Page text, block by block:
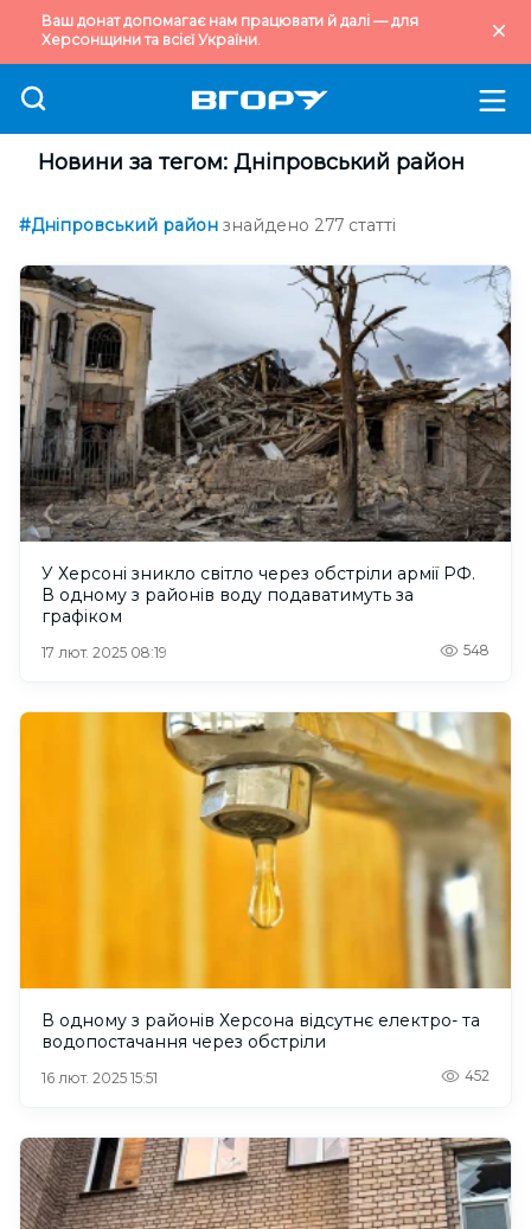
Ваш донат допомагає нам працювати й далі — для
Херсонщини та всієї України.
Новини за тегом: Дніпровський район
#Дніпровський район знайдено 277 статті
У Херсоні зникло світло через обстріли армії РФ.
В одному з районів воду подаватимуть за
графіком
17 лют. 2025 08:19 548
В одному з районів Херсона відсутнє електро- та
водопостачання через обстріли
16 лют. 2025 15:51 452